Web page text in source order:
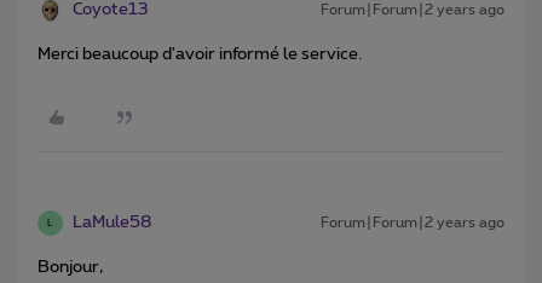
Coyote13 Forum|Forum|2 years ago
Merci beaucoup d'avoir informé le service.
L LaMule58 Forum|Forum|2 years ago
Bonjour,